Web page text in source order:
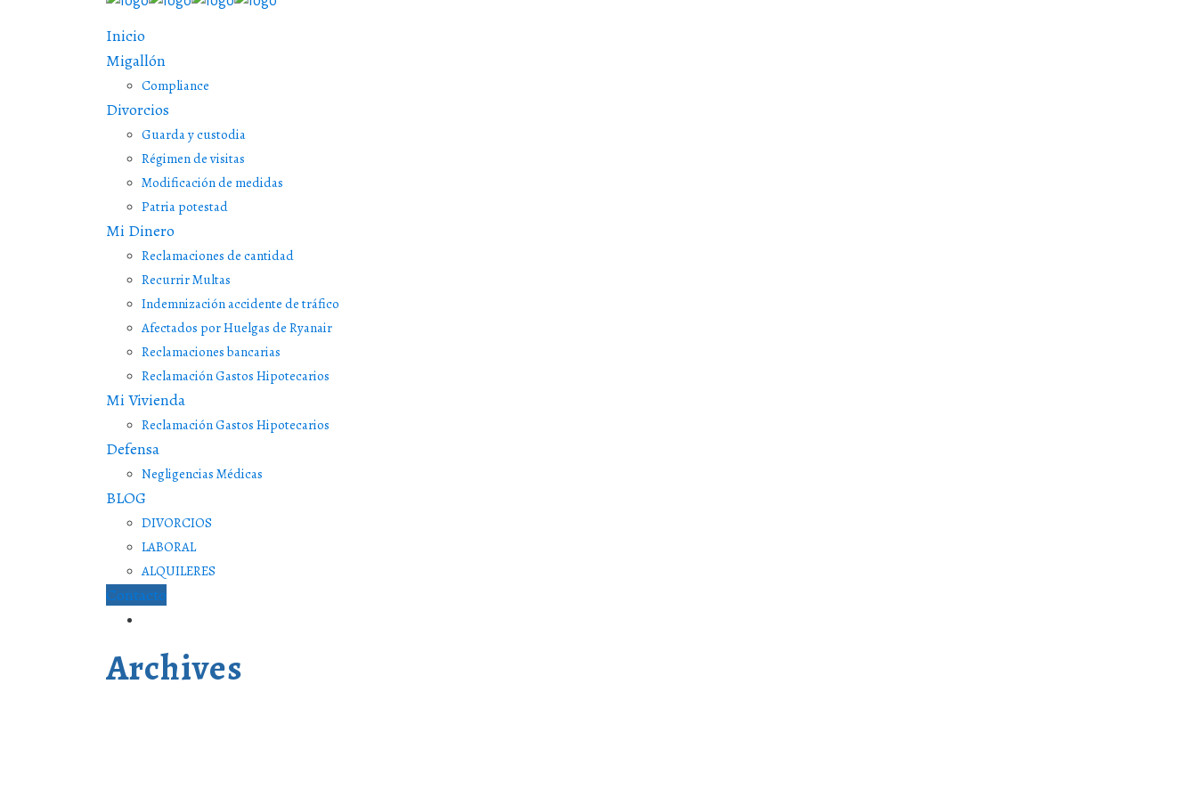
Inicio
Migallón
Compliance
Divorcios
Guarda y custodia
Régimen de visitas
Modificación de medidas
Patria potestad
Mi Dinero
Reclamaciones de cantidad
Recurrir Multas
Indemnización accidente de tráfico
Afectados por Huelgas de Ryanair
Reclamaciones bancarias
Reclamación Gastos Hipotecarios
Mi Vivienda
Reclamación Gastos Hipotecarios
Defensa
Negligencias Médicas
BLOG
DIVORCIOS
LABORAL
ALQUILERES
Contacto
Archives